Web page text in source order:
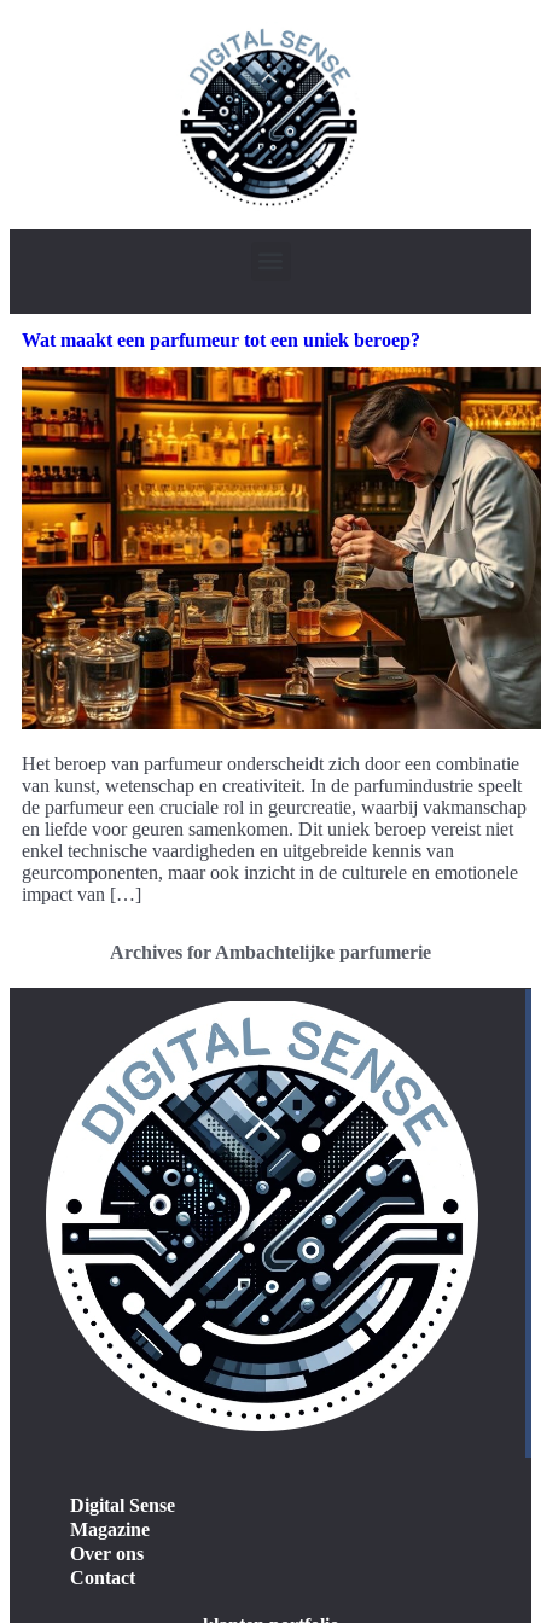
Wat maakt een parfumeur tot een uniek beroep?
Het beroep van parfumeur onderscheidt zich door een combinatie
van kunst, wetenschap en creativiteit. In de parfumindustrie speelt
de parfumeur een cruciale rol in geurcreatie, waarbij vakmanschap
en liefde voor geuren samenkomen. Dit uniek beroep vereist niet
enkel technische vaardigheden en uitgebreide kennis van
geurcomponenten, maar ook inzicht in de culturele en emotionele
impact van […]
Archives for Ambachtelijke parfumerie
Digital Sense
Magazine
Over ons
Contact